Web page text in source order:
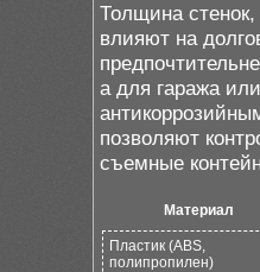
Толщина
влияют на
а для гаража
позволяют
съемные
Материал
Пластик (ABS,
полипропилен)